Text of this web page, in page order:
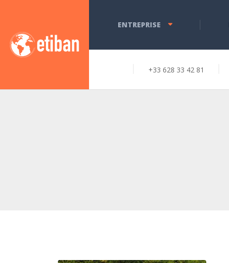
ENTREPRISE
+33 628 33 42 81